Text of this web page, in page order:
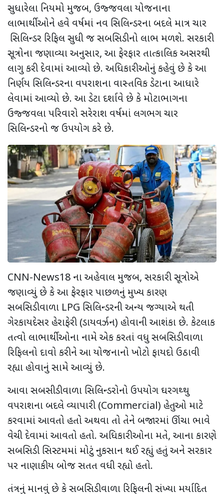
સુધારેલા નિયમો મુજબ, ઉજ્જવલા યોજનાના
લાભાર્થીઓને હવે વર્ષમાં નવ સિલિન્ડરના બદલે માત્ર ચાર
સિલિન્ડર રિફિલ સુધી જ સબસિડીનો લાભ મળશે. સરકારી
સૂત્રોના જણાવ્યા અનુસાર, આ ફેરફાર તાત્કાલિક અસરથી
લાગુ કરી દેવામાં આવ્યો છે. અધિકારીઓનું કહેવું છે કે આ
નિર્ણય સિલિન્ડરના વપરાશના વાસ્તવિક ડેટાના આધારે
લેવામાં આવ્યો છે. આ ડેટા દર્શાવે છે કે મોટાભાગના
ઉજ્જવલા પરિવારો સરેરાશ વર્ષમાં લગભગ ચાર
સિલિન્ડરનો જ ઉપયોગ કરે છે.
CNN-News18 ના અહેવાલ મુજબ, સરકારી સૂત્રોએ
જણાવ્યું છે કે આ ફેરફાર પાછળનું મુખ્ય કારણ
સબસિડીવાળા LPG સિલિન્ડરની અન્ય જગ્યાએ થતી
ગેરકાયદેસર હેરાફેરી (ડાયવર્ઝન) હોવાની આશંકા છે. કેટલાક
તત્વો લાભાર્થીઓના નામે એક કરતાં વધુ સબસિડીવાળા
રિફિલનો દાવો કરીને આ યોજનાનો ખોટો ફાયદો ઉઠાવી
રહ્યા હોવાનું સામે આવ્યું છે.
આવા સબસીડીવાળા સિલિન્ડરોનો ઉપયોગ ઘરગથ્થુ
વપરાશના બદલે વ્યાપારી (Commercial) હેતુઓ માટે
કરવામાં આવતો હતો અથવા તો તેને બજારમાં ઊંચા ભાવે
વેચી દેવામાં આવતો હતો. અધિકારીઓના મતે, આના કારણે
સબસિડી સિસ્ટમમાં મોટું નુકસાન થઈ રહ્યું હતું અને સરકાર
પર નાણાકીય બોજ સતત વધી રહ્યો હતો.
તંત્રનું માનવું છે કે સબસિડીવાળા રિફિલની સંખ્યા મર્યાદિત